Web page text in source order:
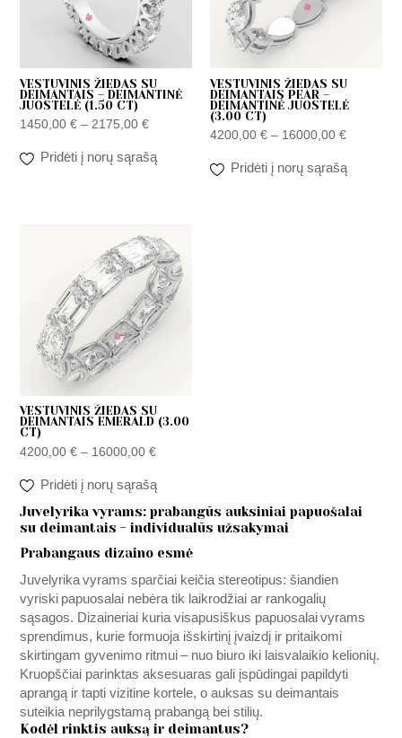
VESTUVINIS ŽIEDAS SU
DEIMANTAIS – DEIMANTINĖ
JUOSTELĖ (1.50 CT)
1450,00€ – 2175,00€
Pridėti į norų sąrašą
VESTUVINIS ŽIEDAS SU
DEIMANTAIS PEAR –
DEIMANTINĖ JUOSTELĖ
(3.00 CT)
4200,00 € – 16000,00 €
Pridėti į norų sąrašą
VESTUVINIS ŽIEDAS SU
DEIMANTAIS EMERALD (3.00
CT)
4200,00€ – 16000,00€
range:
4200,00 €
through
16000,00 €
Pridėti į norų sąrašą
Juvelyrika vyrams: prabangūs auksiniai papuošalai
su deimantais - individualūs užsakymai
Prabangaus dizaino esmė
Juvelyrika vyrams sparčiai keičia stereotipus: šiandien
vyriski papuosalai nebėra tik laikrodžiai ar rankogalių
sąsagos. Dizaineriai kuria visapusiškus papuosalai vyrams
sprendimus, kurie formuoja išskirtinį įvaizdį ir pritaikomi
skirtingam gyvenimo ritmui – nuo biuro iki laisvalaikio kelionių.
Kruopščiai parinktas aksesuaras gali įspūdingai papildyti
aprangą ir tapti vizitine kortele, o auksas su deimantais
suteikia neprilygstamą prabangą bei stilių.
Kodėl rinktis auksą ir deimantus?